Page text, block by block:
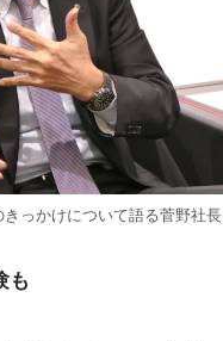
っかけについて語る菅野社長
も